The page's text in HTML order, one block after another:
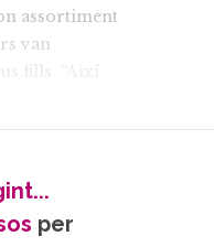
assortiment
van
afició cara i
referint-
de la
principal.
per